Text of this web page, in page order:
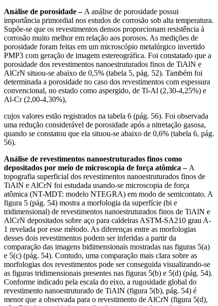
Análise de porosidade – A análise de porosidade possui
importância primordial nos estudos de corrosão sob alta temperatura.
Supõe-se que os revestimentos densos proporcionam resistência à
corrosão muito melhor em relação aos porosos. As medições de
porosidade foram feitas em um microscópio metalúrgico invertido
PMP3 com geração de imagem estereográfica. Foi constatado que a
porosidade dos revestimentos nanoestruturados finos de TiAlN e
AlCrN situou-se abaixo de 0,5% (tabela 5, pág. 52). Também foi
determinada a porosidade no caso dos revestimentos com espessura
convencional, no estado como aspergido, de Ti-Al (2,30-4,25%) e
Al-Cr (2,00-4,30%),
cujos valores estão registrados na tabela 6 (pág. 56). Foi observada
uma redução considerável de porosidade após a nitretação gasosa,
quando se constatou que ela situou-se abaixo de 0,6% (tabela 6, pág.
56).
Análise de revestimentos nanoestruturados finos como
depositados por meio de microscopia de força atômica – A
topografia superficial dos revestimentos nanoestruturados finos de
TiAlN e AlCrN foi estudada usando-se microscopia de força
atômica (NT-MDT: modelo NTEGRA) em modo de semicontato. A
figura 5 (pág. 54) mostra a morfologia da superfície (bi e
tridimensional) de revestimentos nanoestruturados finos de TiAlN e
AlCrN depositados sobre aço para caldeiras ASTM-SA210 grau A-
1 revelada por esse método. As diferenças entre as morfologias
desses dois revestimentos podem ser inferidas a partir da
comparação das imagens bidimensionais mostradas nas figuras 5(a)
e 5(c) (pág. 54). Contudo, uma comparação mais clara sobre as
morfologias dos revestimentos pode ser conseguida visualizando-se
as figuras tridimensionais presentes nas figuras 5(b) e 5(d) (pág. 54).
Conforme indicado pela escala do eixo, a rugosidade global do
revestimento nanoestruturado de TiAlN (figura 5(b), pág. 54) é
menor que a observada para o revestimento de AlCrN (figura 5(d),